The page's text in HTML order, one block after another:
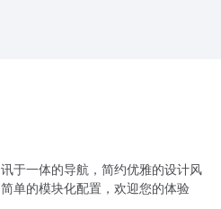
于一体的导航，简约优雅的设计风
单的模块化配置，欢迎您的体验